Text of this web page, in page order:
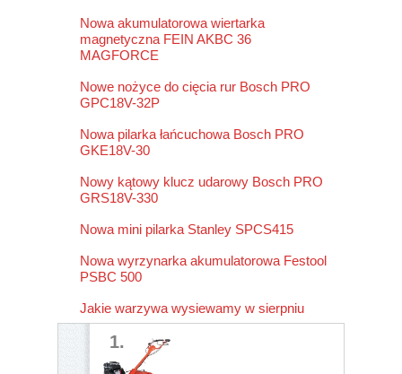
1.
Nowa akumulatorowa wiertarka
magnetyczna FEIN AKBC 36
MAGFORCE
Nowe nożyce do cięcia rur Bosch PRO
GPC18V-32P
Nowa pilarka łańcuchowa Bosch PRO
GKE18V-30
Nowy kątowy klucz udarowy Bosch PRO
GRS18V-330
Nowa mini pilarka Stanley SPCS415
Nowa wyrzynarka akumulatorowa Festool
PSBC 500
Jakie warzywa wysiewamy w sierpniu